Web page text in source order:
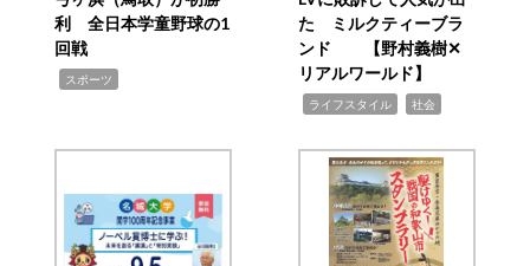
利 全日本学童野球の1
回戦
スポーツ
た ミルクティーブラ
ンド 【野村義樹✕
リアルワールド】
ライフスタイル 社会